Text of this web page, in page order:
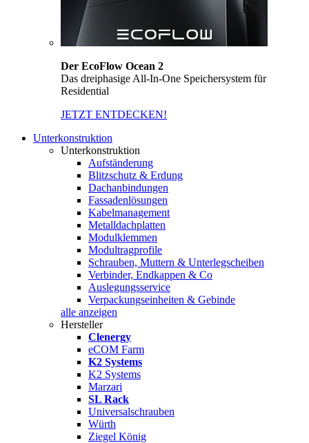
Der EcoFlow Ocean 2
Das dreiphasige All-In-One Speichersystem für
Residential
JETZT ENTDECKEN!
Unterkonstruktion
Unterkonstruktion
Aufständerung
Blitzschutz & Erdung
Dachanbindungen
Fassadenlösungen
Kabelmanagement
Metalldachplatten
Modulklemmen
Modultragprofile
Schrauben, Muttern & Unterlegscheiben
Verbinder, Endkappen & Co
Auslegungsservice
Verpackungseinheiten & Gebinde
alle anzeigen
Hersteller
Clenergy
eCOM Farm
K2 Systems
K2 Systems
Marzari
SL Rack
Universalschrauben
Würth
Ziegel König